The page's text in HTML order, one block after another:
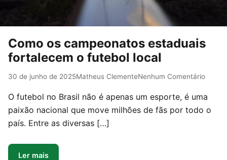
Como os campeonatos estaduais
fortalecem o futebol local
30 de junho de 2025Matheus ClementeNenhum Comentário
O futebol no Brasil não é apenas um esporte, é uma
paixão nacional que move milhões de fãs por todo o
país. Entre as diversas […]
Ler mais